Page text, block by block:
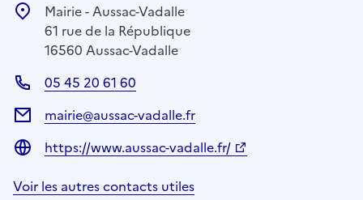
Mairie - Aussac-Vadalle
61 rue de la République
16560 Aussac-Vadalle
05 45 20 61 60
mairie@aussac-vadalle.fr
https://www.aussac-vadalle.fr/
Voir les autres contacts utiles